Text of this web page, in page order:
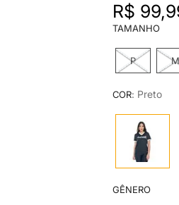
R$ 99,
TAMANHO
P
COR: Preto
GÊNERO